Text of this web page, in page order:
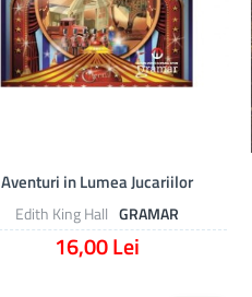
Edith King Hall GRAMAR
Aventuri in Lumea Jucariilor
16,00 Lei